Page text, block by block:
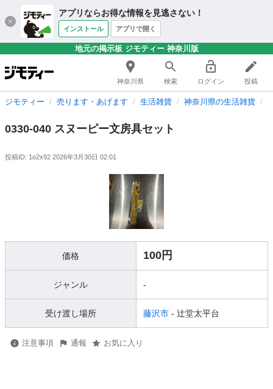
アプリならお得な情報を見逃さない！
インストール アプリで開く
地元の掲示板 ジモティー 神奈川版
神奈川県 検索 ログイン 投稿
ジモティー 売ります・あげます 生活雑貨 神奈川県の生活雑貨
0330-040 スヌーピー文房具セット
投稿ID: 1o2x92 2026年3月30日 02:01
価格 100円
ジャンル -
受け渡し場所 藤沢市 - 辻堂太平台
注意事項 通報 お気に入り